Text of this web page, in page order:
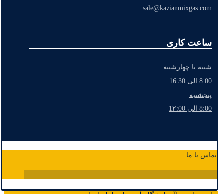
sale@kavianmixgas.com
ساعت کاری
شنبه تا چهارشنبه
8:00 الی 16:30
پنجشنبه
8:00 الی 1۲:00
تماس با ما